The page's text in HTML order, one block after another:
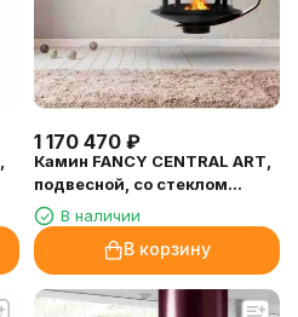
1 170 470 ₽
Камин FANCY CENTRAL ART,
подвесной, со стеклом
(Traforart)
В наличии
В корзину